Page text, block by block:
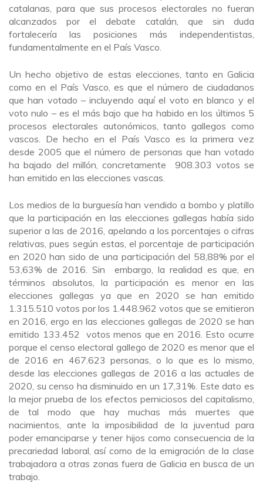
catalanas, para que sus procesos electorales no fueran
alcanzados por el debate catalán, que sin duda
fortalecería las posiciones más independentistas,
fundamentalmente en el País Vasco.
Un hecho objetivo de estas elecciones, tanto en Galicia
como en el País Vasco, es que el número de ciudadanos
que han votado – incluyendo aquí el voto en blanco y el
voto nulo – es el más bajo que ha habido en los últimos 5
procesos electorales autonómicos, tanto gallegos como
vascos. De hecho en el País Vasco es la primera vez
desde 2005 que el número de personas que han votado
ha bajado del millón, concretamente 908.303 votos se
han emitido en las elecciones vascas.
Los medios de la burguesía han vendido a bombo y platillo
que la participación en las elecciones gallegas había sido
superior a las de 2016, apelando a los porcentajes o cifras
relativas, pues según estas, el porcentaje de participación
en 2020 han sido de una participación del 58,88% por el
53,63% de 2016. Sin embargo, la realidad es que, en
términos absolutos, la participación es menor en las
elecciones gallegas ya que en 2020 se han emitido
1.315.510 votos por los 1.448.962 votos que se emitieron
en 2016, ergo en las elecciones gallegas de 2020 se han
emitido 133.452 votos menos que en 2016. Esto ocurre
porque el censo electoral gallego de 2020 es menor que el
de 2016 en 467.623 personas, o lo que es lo mismo,
desde las elecciones gallegas de 2016 a las actuales de
2020, su censo ha disminuido en un 17,31%. Este dato es
la mejor prueba de los efectos perniciosos del capitalismo,
de tal modo que hay muchas más muertes que
nacimientos, ante la imposibilidad de la juventud para
poder emanciparse y tener hijos como consecuencia de la
precariedad laboral, así como de la emigración de la clase
trabajadora a otras zonas fuera de Galicia en busca de un
trabajo.